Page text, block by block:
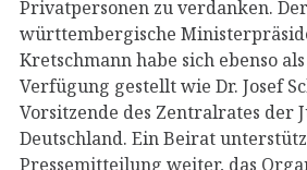
Privatpersonen zu verdanken.
württembergische
Kretschmann habe sich ebenso
Verfügung gestellt wie Dr. Josef
Vorsitzende des Zentralrates der
Deutschland. Ein Beirat
Pressemitteilung weiter, das